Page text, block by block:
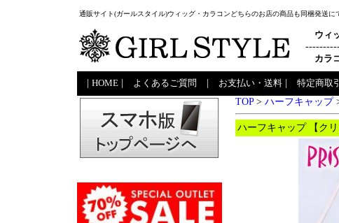
通販サイト(ガールスタイル)ウィッグ・カラコンどちらのお店の商品も同梱発送に
ウィ
カラ
HOME よくあるご質問 お支払い・送料 特定商取
TOP> ハーフキャップ
ハーフキャップ 【ク